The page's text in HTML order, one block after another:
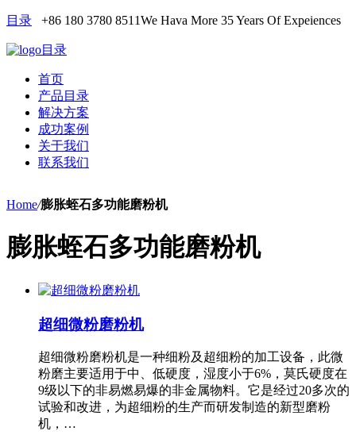
目录 +86 180 3780 8511We Hava More 35 Years Of Expeiences
目录
首页
产品目录
解决方案
成功案例
关于我们
联系我们
Home/膨胀蛭石多功能磨粉机
膨胀蛭石多功能磨粉机
超细微粉磨粉机
超细微粉磨粉机是一种细粉及超细粉的加工设备，此微
粉磨主要适用于中、低硬度，湿度小于6%，莫氏硬度在
9级以下的非易燃易爆的非金属物料。它是经过20多次的
试验和改进，为超细粉的生产而研发制造的新型磨粉
机，…